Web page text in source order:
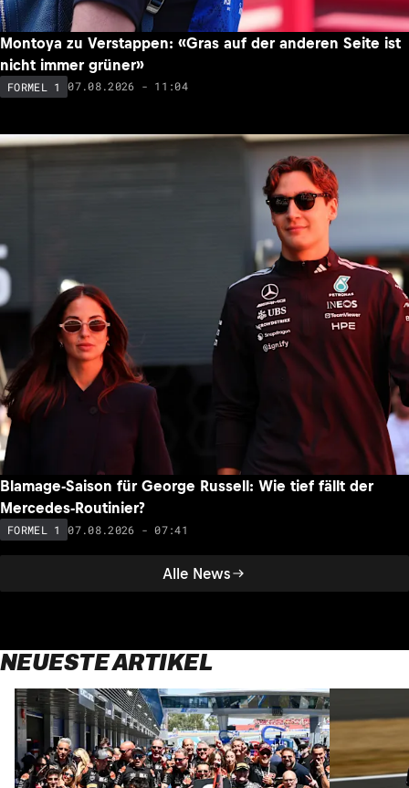
Alle News
Montoya zu Verstappen: «Gras auf der anderen Seite ist
nicht immer grüner»
FORMEL 1 07.08.2026 - 11:04
Blamage-Saison für George Russell: Wie tief fällt der
Mercedes-Routinier?
FORMEL 1 07.08.2026 - 07:41
NEUESTE ARTIKEL